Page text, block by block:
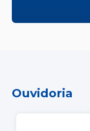
Ouvidoria